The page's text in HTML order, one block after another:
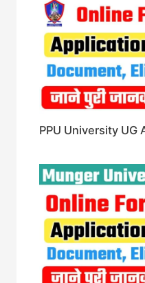
PPU University UG